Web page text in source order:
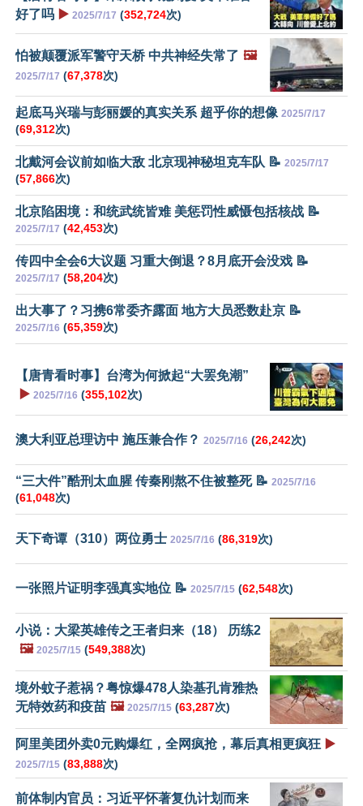
好了吗 ▶️ 2025/7/17 (352,724次)
怕被颠覆派军警守天桥 中共神经失常了 🖼️
2025/7/17 (67,378次)
起底马兴瑞与彭丽媛的真实关系 超乎你的想像 2025/7/17
(69,312次)
北戴河会议前如临大敌 北京现神秘坦克车队 📝 2025/7/17
(57,866次)
北京陷困境：和统武统皆难 美惩罚性威慑包括核战 📝
2025/7/17 (42,453次)
传四中全会6大议题 习重大倒退？8月底开会没戏 📝
2025/7/17 (58,204次)
出大事了？习携6常委齐露面 地方大员悉数赴京 📝
2025/7/16 (65,359次)
【唐青看时事】台湾为何掀起“大罢免潮”
▶️ 2025/7/16 (355,102次)
澳大利亚总理访中 施压兼合作？ 2025/7/16 (26,242次)
“三大件”酷刑太血腥 传秦刚熬不住被整死 📝 2025/7/16
(61,048次)
天下奇谭（310）两位勇士 2025/7/16 (86,319次)
一张照片证明李强真实地位 📝 2025/7/15 (62,548次)
小说：大梁英雄传之王者归来（18） 历练2
🖼️ 2025/7/15 (549,388次)
境外蚊子惹祸？粤惊爆478人染基孔肯雅热
无特效药和疫苗 🖼️ 2025/7/15 (63,287次)
阿里美团外卖0元购爆红，全网疯抢，幕后真相更疯狂 ▶️
2025/7/15 (83,888次)
前体制内官员：习近平怀著复仇计划而来